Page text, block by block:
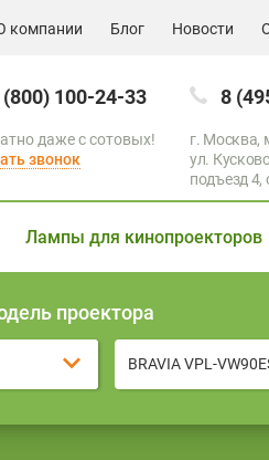
компании Блог Новости
(800) 100-24-33
даже с сотовых!
звонок
8
г. Москва,
ул.
подъезд 4,
Лампы для кинопроекторов
проектора
BRAVIA VPL-